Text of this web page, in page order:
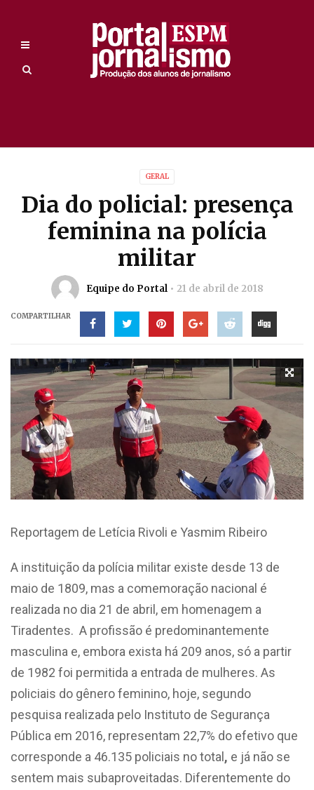
GERAL
Dia do policial: presença
feminina na polícia
militar
Equipe do Portal 21 de abril de 2018
COMPARTILHAR
Reportagem de Letícia Rivoli e Yasmim Ribeiro
A instituição da polícia militar existe desde 13 de
maio de 1809, mas a comemoração nacional é
realizada no dia 21 de abril, em homenagem a
Tiradentes. A profissão é predominantemente
masculina e, embora exista há 209 anos, só a partir
de 1982 foi permitida a entrada de mulheres. As
policiais do gênero feminino, hoje, segundo
pesquisa realizada pelo Instituto de Segurança
Pública em 2016, representam 22,7% do efetivo que
corresponde a 46.135 policiais no total, e já não se
sentem mais subaproveitadas. Diferentemente do